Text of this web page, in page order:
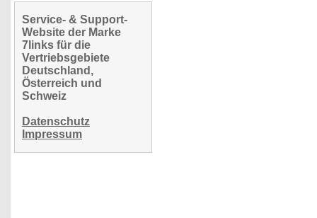
Service- & Support-
Website der Marke
7links für die
Vertriebsgebiete
Deutschland,
Österreich und
Schweiz
Datenschutz
Impressum